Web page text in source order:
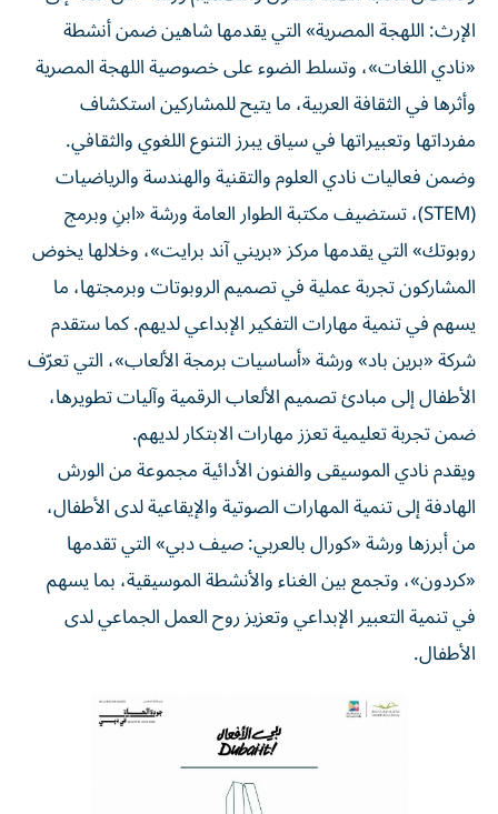
الإرث: اللهجة المصرية» التي يقدمها شاهين ضمن أنشطة
«نادي اللغات»، وتسلط الضوء على خصوصية اللهجة المصرية
وأثرها في الثقافة العربية، ما يتيح للمشاركين استكشاف
مفرداتها وتعبيراتها في سياق يبرز التنوع اللغوي والثقافي.
وضمن فعاليات نادي العلوم والتقنية والهندسة والرياضيات
(STEM)، تستضيف مكتبة الطوار العامة ورشة «ابنِ وبرمج
روبوتك» التي يقدمها مركز «بريني آند برايت»، وخلالها يخوض
المشاركون تجربة عملية في تصميم الروبوتات وبرمجتها، ما
يسهم في تنمية مهارات التفكير الإبداعي لديهم. كما ستقدم
شركة «برين باد» ورشة «أساسيات برمجة الألعاب»، التي تعرّف
الأطفال إلى مبادئ تصميم الألعاب الرقمية وآليات تطويرها،
ضمن تجربة تعليمية تعزز مهارات الابتكار لديهم.
ويقدم نادي الموسيقى والفنون الأدائية مجموعة من الورش
الهادفة إلى تنمية المهارات الصوتية والإيقاعية لدى الأطفال،
من أبرزها ورشة «كورال بالعربي: صيف دبي» التي تقدمها
«كردون»، وتجمع بين الغناء والأنشطة الموسيقية، بما يسهم
في تنمية التعبير الإبداعي وتعزيز روح العمل الجماعي لدى
الأطفال.